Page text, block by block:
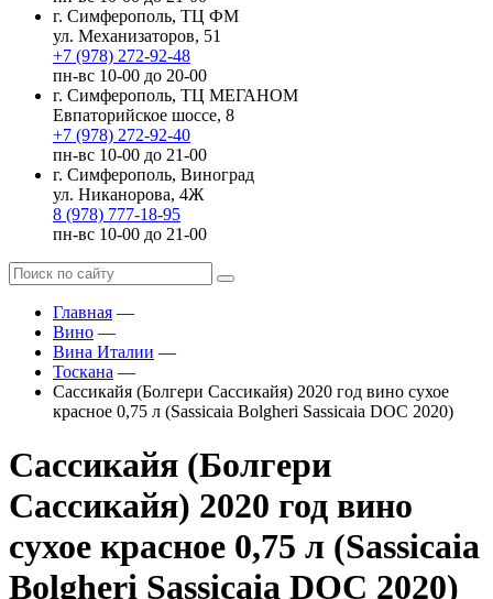
г. Симферополь, ТЦ ФМ
ул. Механизаторов, 51
+7 (978) 272-92-48
пн-вс 10-00 до 20-00
г. Симферополь, ТЦ МЕГАНОМ
Евпаторийское шоссе, 8
+7 (978) 272-92-40
пн-вс 10-00 до 21-00
г. Симферополь, Виноград
ул. Никанорова, 4Ж
8 (978) 777-18-95
пн-вс 10-00 до 21-00
Главная —
Вино —
Вина Италии —
Тоскана —
Сассикайя (Болгери Сассикайя) 2020 год вино сухое
красное 0,75 л (Sassicaia Bolgheri Sassicaia DOC 2020)
Сассикайя (Болгери
Сассикайя) 2020 год вино
сухое красное 0,75 л (Sassicaia
Bolgheri Sassicaia DOC 2020)